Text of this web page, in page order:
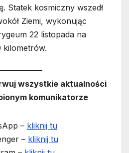
Statek kosmiczny wszedł
Ziemi, wykonując
22 listopada na
kilometrów.
wszystkie aktualności
komunikatorze
– kliknij tu
– kliknij tu